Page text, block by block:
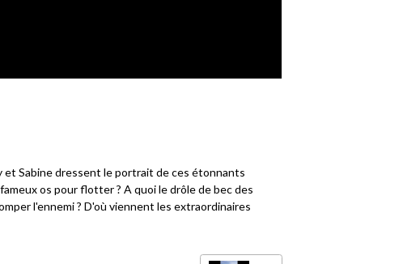
et Sabine dressent le portrait de ces étonnants
os pour flotter ? A quoi le drôle de bec des
l'ennemi ? D'où viennent les extraordinaires